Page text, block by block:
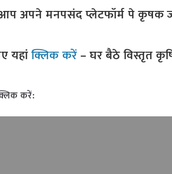
अपने मनपसंद प्लेटफॉर्म पे
यहांक्लिक करें– घर बैठे विस्तृत
करें: